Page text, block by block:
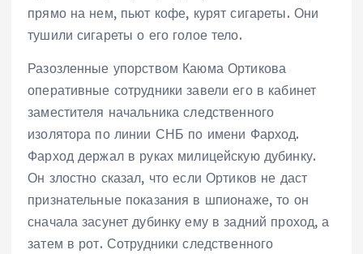
прямо на нем, пьют кофе, курят сигареты. Они
тушили сигареты о его голое тело.
Разозленные упорством Каюма Ортикова
оперативные сотрудники завели его в кабинет
заместителя начальника следственного
изолятора по линии СНБ по имени Фарход.
Фарход держал в руках милицейскую дубинку.
Он злостно сказал, что если Ортиков не даст
признательные показания в шпионаже, то он
сначала засунет дубинку ему в задний проход, а
затем в рот. Сотрудники следственного